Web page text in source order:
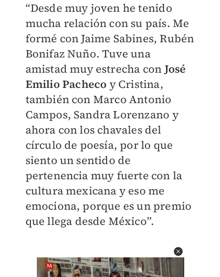
“Desde muy joven he tenido
mucha relación con su país. Me
formé con Jaime Sabines, Rubén
Bonifaz Nuño. Tuve una
amistad muy estrecha con José
Emilio Pacheco y Cristina,
también con Marco Antonio
Campos, Sandra Lorenzano y
ahora con los chavales del
círculo de poesía, por lo que
siento un sentido de
pertenencia muy fuerte con la
cultura mexicana y eso me
emociona, porque es un premio
que llega desde México”.